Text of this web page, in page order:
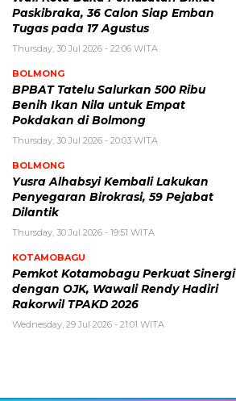
Paskibraka, 36 Calon Siap Emban
Tugas pada 17 Agustus
Thursday, 30 Jul 2026 - 22:06 WITA
BOLMONG
BPBAT Tatelu Salurkan 500 Ribu
Benih Ikan Nila untuk Empat
Pokdakan di Bolmong
Thursday, 30 Jul 2026 - 20:03 WITA
BOLMONG
Yusra Alhabsyi Kembali Lakukan
Penyegaran Birokrasi, 59 Pejabat
Dilantik
Thursday, 30 Jul 2026 - 19:51 WITA
KOTAMOBAGU
Pemkot Kotamobagu Perkuat Sinergi
dengan OJK, Wawali Rendy Hadiri
Rakorwil TPAKD 2026
Wednesday, 29 Jul 2026 - 21:01 WITA